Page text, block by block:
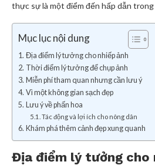
thực sự là một điểm đến hấp dẫn trong
Mục lục nội dung
Địa điểm lý tưởng cho nhiếp ảnh
Thời điểm lý tưởng để chụp ảnh
Miễn phí tham quan nhưng cần lưu ý
Vì một không gian sạch đẹp
Lưu ý về phấn hoa
Tác động và lợi ích cho nông dân
Khám phá thêm cảnh đẹp xung quanh
Địa điểm lý tưởng cho